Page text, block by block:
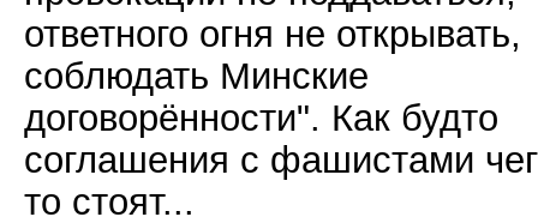
ответного огня не открывать,
соблюдать Минские
договорённости". Как будто
соглашения с фашистами
то стоят...